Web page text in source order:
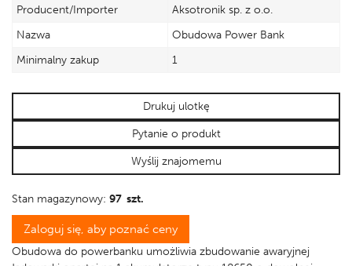
Producent/Importer
Aksotronik sp. z o.o.
Nazwa
Obudowa Power Bank
Minimalny zakup
1
Drukuj ulotkę
Pytanie o produkt
Wyślij znajomemu
Stan magazynowy: 97 szt.
Zaloguj się, aby poznać ceny
Obudowa do powerbanku umożliwia zbudowanie awaryjnej